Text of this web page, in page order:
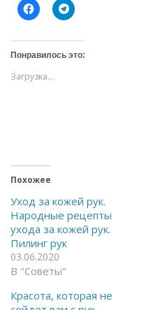
Н
а
и
т
е
ч
т
ь
а
F
a
c
e
b
o
o
k
(
т
к
Н
а
и
т
е
с
я
в
T
e
(
О
Понравилось это:
Загрузка...
Похожее
Уход за кожей рук.
Народные рецепты
ухода за кожей рук.
Пилинг рук
03.06.2020
В "Советы"
Красота, которая не